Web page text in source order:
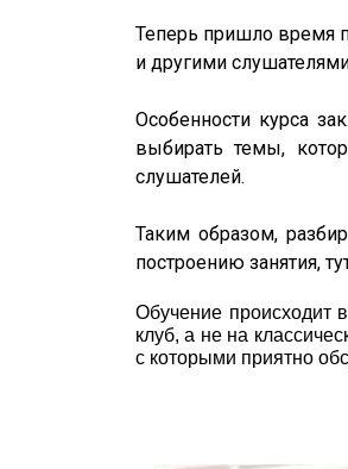
Теперь пришло время
и другими
Особенности курса
выбирать темы,
слушателей.
Таким образом,
построению занятия,
Обучение происходит
клуб, а не на
с которыми приятно